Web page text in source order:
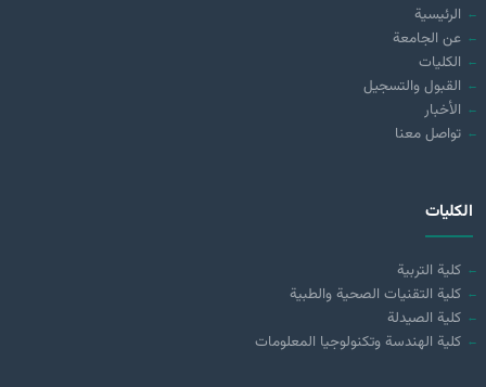
الرئيسية
عن الجامعة
الكليات
القبول والتسجيل
الأخبار
تواصل معنا
الكليات
كلية التربية
كلية التقنيات الصحية والطبية
كلية الصيدلة
كلية الهندسة وتكنولوجيا المعلومات